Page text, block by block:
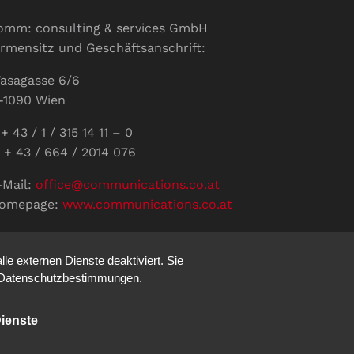
consulting & services GmbH
und Geschäftsanschrift:
6/6
1090 Wien
43 / 1 / 315 14 11 – 0
+ 43 / 664 / 2014 076
Mail: office@communications.co.at
www.communications.co.at
Geschäftsführerin:
Pöhacker MSc.
externen Dienste deaktiviert. Sie